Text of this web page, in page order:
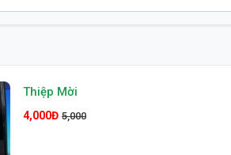
Thiệp Mời
4,000Đ 5,000